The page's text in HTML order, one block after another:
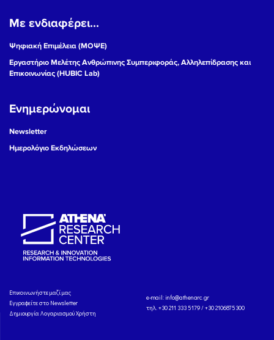
Με ενδιαφέρει...
Ψηφιακή Επιμέλεια (ΜΟΨΕ)
Εργαστήριο Μελέτης Ανθρώπινης Συμπεριφοράς, Αλληλεπίδρασης και
Επικοινωνίας (HUBIC Lab)
Ενημερώνομαι
Newsletter
Ημερολόγιο Εκδηλώσεων
Eπικοινωνήστε μαζί μας
Εγγραφείτε στο Newsletter
Δημιουργία Λογαριασμού Χρήστη
e-mail: info@athenarc.gr
τηλ. +30 211 333 5179 / +30 2106875300